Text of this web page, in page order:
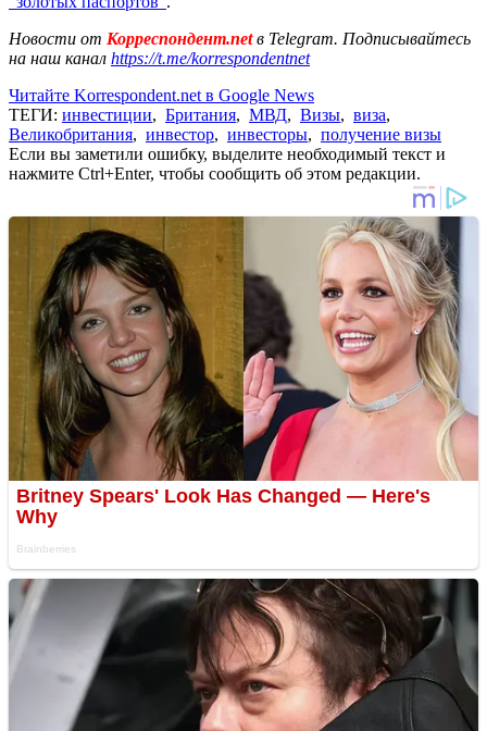
Новости от Корреспондент.netв Telegram. Подписывайтесь
на наш канал https://t.me/korrespondentnet
Читайте Korrespondent.net в Google News
ТЕГИ: инвестиции, Британия, МВД, Визы, виза,
Великобритания, инвестор, инвесторы, получение визы
Если вы заметили ошибку, выделите необходимый текст и
нажмите Ctrl+Enter, чтобы сообщить об этом редакции.